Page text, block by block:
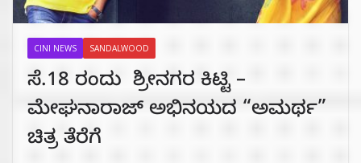
CINI NEWS SANDALWOOD
ಸೆ.18 ರಂದು ಶ್ರೀನಗರ ಕಿಟ್ಟಿ –
ಮೇಘನಾರಾಜ್ ಅಭಿನಯದ “ಅಮರ್ಥ”
ಚಿತ್ರ ತೆರೆಗೆ